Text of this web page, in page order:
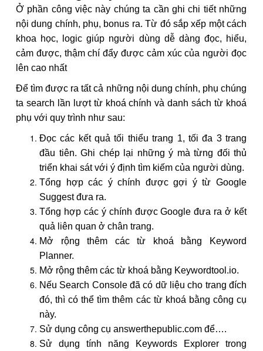
Ở phần công việc này chúng ta cần ghi chi tiết những
nội dung chính, phụ, bonus ra. Từ đó sắp xếp một cách
khoa học, logic giúp người dùng dễ dàng đọc, hiểu,
cảm được, thậm chí đẩy được cảm xúc của người đọc
lên cao nhất
Để tìm được ra tất cả những nội dung chính, phụ chúng
ta search lần lượt từ khoá chính và danh sách từ khoá
phụ với quy trình như sau:
Đọc các kết quả tối thiểu trang 1, tối đa 3 trang
đầu tiên. Ghi chép lại những ý mà từng đối thủ
triển khai sát với ý định tìm kiếm của người dùng.
Tổng hợp các ý chính được gợi ý từ Google
Suggest đưa ra.
Tổng hợp các ý chính được Google đưa ra ở kết
quả liên quan ở chân trang.
Mở rộng thêm các từ khoá bằng Keyword
Planner.
Mở rộng thêm các từ khoá bằng Keywordtool.io.
Nếu Search Console đã có dữ liệu cho trang đích
đó, thì có thể tìm thêm các từ khoá bằng công cụ
này.
Sử dụng công cụ answerthepublic.com để….
Sử dụng tính năng Keywords Explorer trong